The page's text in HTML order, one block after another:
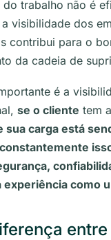
trabalho não é
visibilidade dos
contribui para o
da cadeia de
é a
se o cliente tem
sua carga está
experiência como
entre